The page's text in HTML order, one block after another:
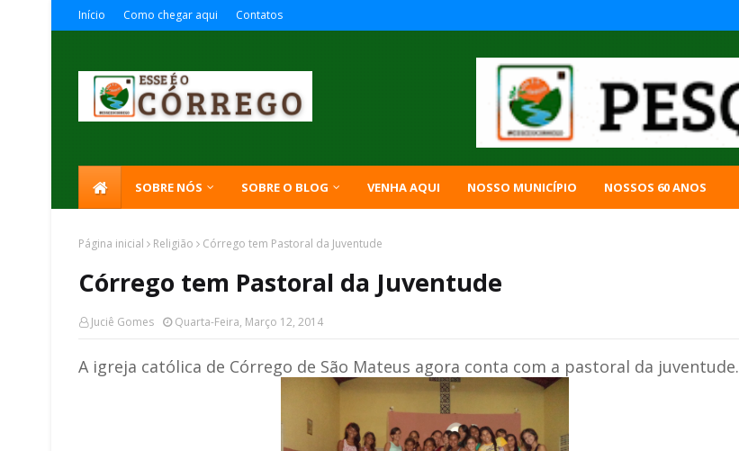
Início Como chegar aqui Contatos
SOBRE NÓS SOBRE O BLOG VENHA AQUI NOSSO MUNICÍPIO NOSSOS 60 ANOS
Página inicial Religião Córrego tem Pastoral da Juventude
Córrego tem Pastoral da Juventude
Juciê Gomes Quarta-Feira, Março 12, 2014
A igreja católica de Córrego de São Mateus agora conta com a pastoral da juventude.